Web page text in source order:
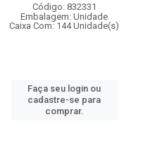
Código: 832331
Embalagem: Unidade
Caixa Com: 144 Unidade(s)
Faça seu login ou
cadastre-se para
comprar.